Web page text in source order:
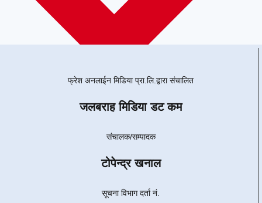
email:jalbarahamedia@gmail.com
फ्रेश अनलाईन मिडिया प्रा.लि.द्वारा संचालित
जलबराह मिडिया डट कम
संचालक/सम्पादक
टोपेन्द्र खनाल
सूचना विभाग दर्ता नं.